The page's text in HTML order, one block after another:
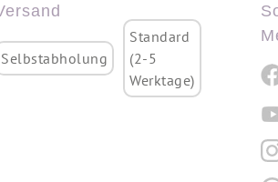
Selbstabholung
Standard
(2-5
Werktage)